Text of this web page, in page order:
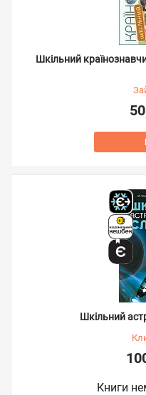
Шкільний
Шкільний
Книги